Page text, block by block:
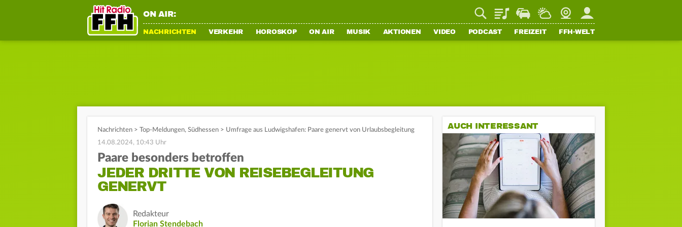
ON AIR: PlaylistStaupilotWetterWebcamMein FFH
NACHRICHTEN VERKEHR HOROSKOP ON AIR MUSIK AKTIONEN VIDEO PODCAST FREIZEIT FFH-WELT
Nachrichten > Top-Meldungen, Südhessen > Umfrage aus Ludwigshafen: Paare genervt von Urlaubsbegleitung
14.08.2024, 10:43 Uhr
Paare besonders betroffen
JEDER DRITTE VON REISEBEGLEITUNG
GENERVT
Redakteur
Florian Stendebach
AUCH INTERESSANT